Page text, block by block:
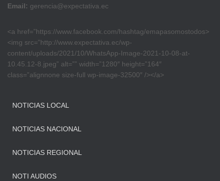
Email: gerencia@expectativa.ec
<a href=”https://www.facebook.com/hashtag/emapasomostodos>
<img src=”http://www.expectativa.ec/wp-
content/uploads/2021/10/WhatsApp-Image-2021-10-08-at-
10.45.12-8.jpeg” alt=”” width=”1280″ height=”164″
class=”alignnone size-full wp-image-32500″ /></a>
NOTICIAS LOCAL
NOTICIAS NACIONAL
NOTICIAS REGIONAL
NOTI AUDIOS